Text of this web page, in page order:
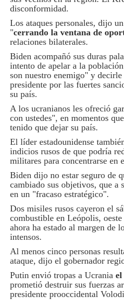
disconformidad.
Los ataques personales, dijo
"cerrando la ventana de
relaciones bilaterales.
Biden acompañó sus duras
intento de apelar a la
son nuestro enemigo" y
presidente por las fuertes
su país.
A los ucranianos les ofreció
con ustedes", en momentos
tenido que dejar su país.
El líder estadounidense
indicios rusos de que podría
militares para concentrarse en
Biden dijo no estar seguro de
cambiado sus objetivos, que a
en un "fracaso estratégico".
Dos misiles rusos cayeron el
combustible en Leópolis,
ahora ha estado al margen de
intensos.
Al menos cinco personas
ataque, dijo el gobernador
Putin envió tropas a Ucrania el
prometió destruir sus fuerzas
presidente prooccidental